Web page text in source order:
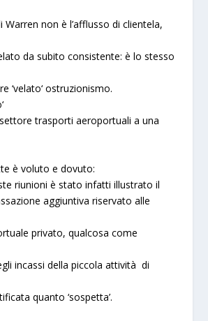
Warren non è l’afflusso di clientela,
da subito consistente: è lo stesso
‘velato‘ ostruzionismo.
‘
trasporti aeroportuali a una
è voluto e dovuto:
riunioni è stato infatti illustrato il
aggiuntiva riservato alle
privato, qualcosa come
incassi della piccola attività di
quanto ‘sospetta’.